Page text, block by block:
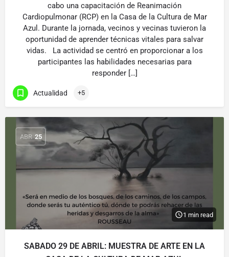
cabo una capacitación de Reanimación
Cardiopulmonar (RCP) en la Casa de la Cultura de Mar
Azul. Durante la jornada, vecinos y vecinas tuvieron la
oportunidad de aprender técnicas vitales para salvar
vidas. La actividad se centró en proporcionar a los
participantes las habilidades necesarias para
responder […]
Actualidad +5
ABR 25
1 min read
SABADO 29 DE ABRIL: MUESTRA DE ARTE EN LA